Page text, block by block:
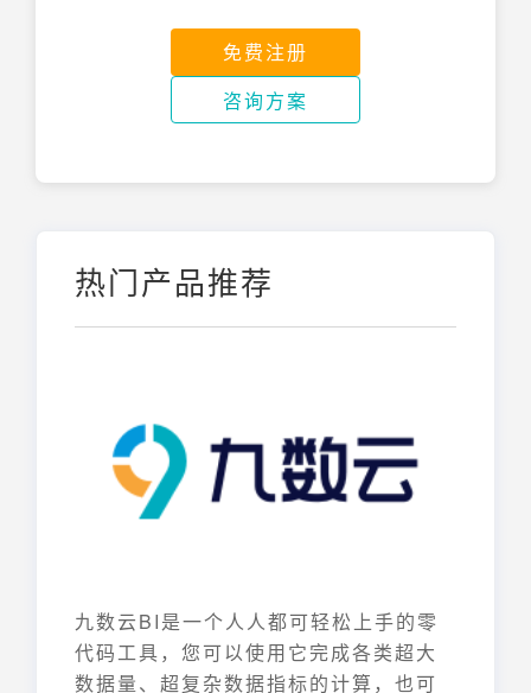
免费注册
咨询方案
热门产品推荐
九数云BI是一个人人都可轻松上手的零
代码工具，您可以使用它完成各类超大
数据量、超复杂数据指标的计算，也可